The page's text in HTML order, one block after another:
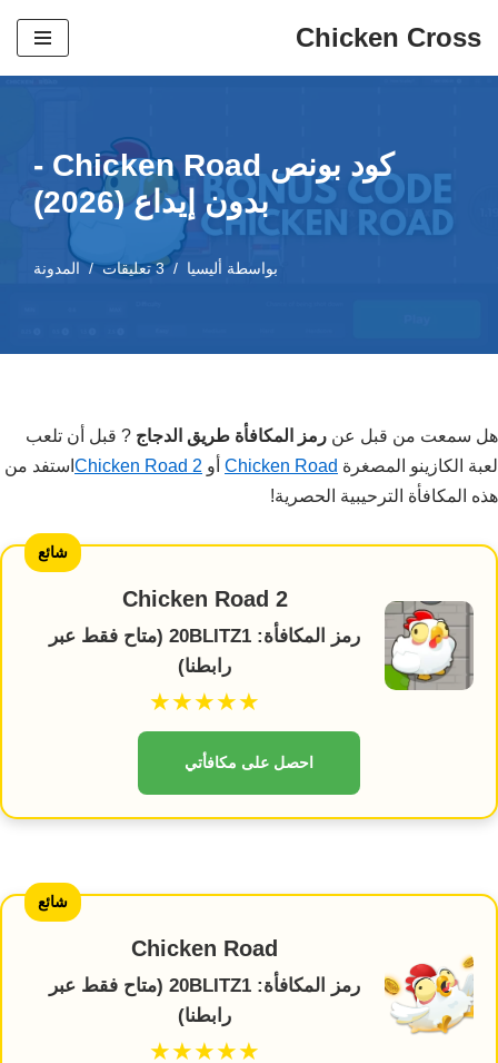
Chicken Cross
كود بونص Chicken Road -
بدون إيداع (2026)
بواسطة أليسيا 3 تعليقات المدونة
هل سمعت من قبل عن رمز المكافأة طريق الدجاج ? قبل أن تلعب
لعبة الكازينو المصغرة Chicken Road
Chicken Road 2 استفد من
هذه المكافأة الترحيبية الحصرية!
شائع
Chicken Road 2
رمز المكافأة: 20BLITZ1 (متاح فقط عبر
رابطنا)
★★★★★
احصل على مكافأتي
شائع
Chicken Road
رمز المكافأة: 20BLITZ1 (متاح فقط عبر
رابطنا)
★★★★★